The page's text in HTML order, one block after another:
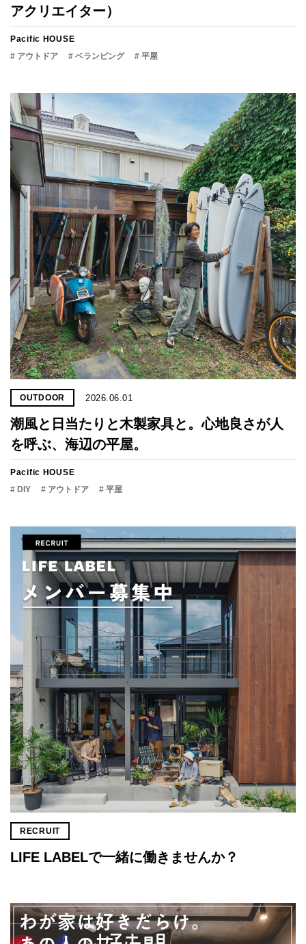
アクリエイター）
Pacific HOUSE
# アウトドア
# ベランピング # 平屋
OUTDOOR 2026.06.01
潮風と日当たりと木製家具と。心地良さが人
を呼ぶ、海辺の平屋。
Pacific HOUSE
# DIY
# アウトドア # 平屋
RECRUIT
LIFE LABELで一緒に働きませんか？